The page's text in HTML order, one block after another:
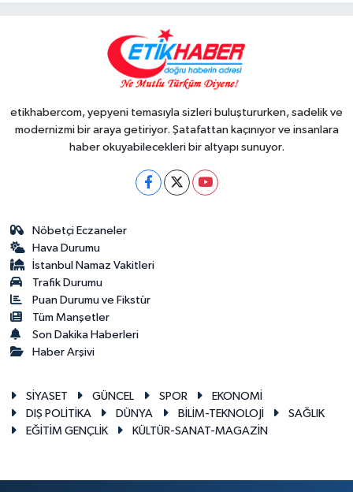
etikhabercom, yepyeni temasıyla sizleri buluştururken, sadelik ve
modernizmi bir araya getiriyor. Şatafattan kaçınıyor ve insanlara
haber okuyabilecekleri bir altyapı sunuyor.
Nöbetçi Eczaneler
Hava Durumu
İstanbul Namaz Vakitleri
Trafik Durumu
Puan Durumu ve Fikstür
Tüm Manşetler
Son Dakika Haberleri
Haber Arşivi
SİYASET GÜNCEL SPOR
EKONOMİ
DIŞ POLİTİKA
DÜNYA BİLİM-TEKNOLOJİ
SAĞLIK
EĞİTİM GENÇLİK
KÜLTÜR-SANAT-MAGAZİN